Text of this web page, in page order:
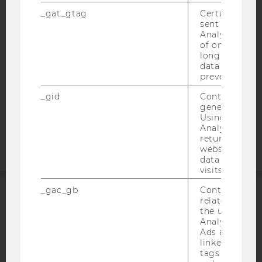
DATENSCHUTZERKLÄRUNG
DATENSCHUTZERKLÄRUNG SOCIAL MEDIA
STUDIENBEWERBER*INNEN UND STUDIERENDE
Barrierefreiheitserklärung
_gat_gtag
Certain data
sent to
Analytics a
of once per
long as it is
data
prevented.
_gid
Contains a
generated
Using this
Analytics can
returning
website and
data from
visits.
_gac_gb
Contains
related
the user. If
Analytics and
Ads accounts
linked, the
tags on the